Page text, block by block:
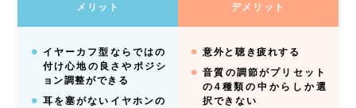
メリット デメリット
イヤーカフ型ならではの
付け心地の良さやポジシ
ョン調整ができる
耳を塞がないイヤホンの
意外と聴き疲れする
音質の調節がプリセット
の4種類の中からしか選
択できない